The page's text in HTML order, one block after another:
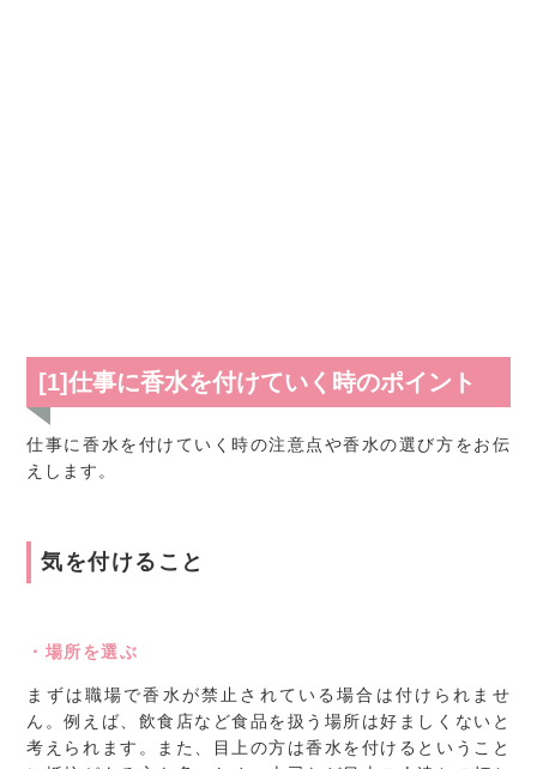
[1]仕事に香水を付けていく時のポイント
仕事に香水を付けていく時の注意点や香水の選び方をお伝
えします。
気を付けること
・場所を選ぶ
まずは職場で香水が禁止されている場合は付けられませ
ん。例えば、飲食店など食品を扱う場所は好ましくないと
考えられます。また、目上の方は香水を付けるということ